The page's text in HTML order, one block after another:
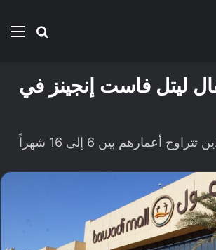
بحث
ليتل فاست إنجينز في
أعمارهم بين 6 إلى 16 شهراً